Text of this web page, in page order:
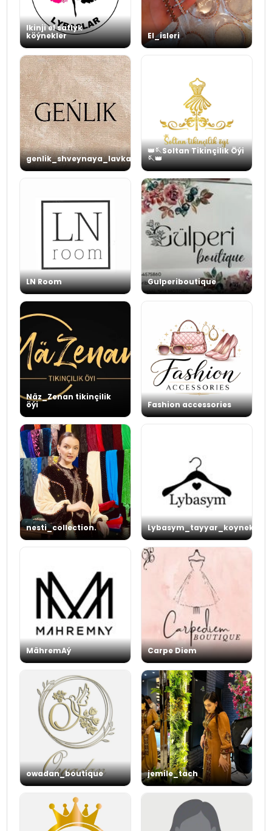
Ikinji el satlyk
köýnekler El_isleri
genlik_shveynaya_lavka
👑🪡Soltan Tikinçilik Öýi
🪡👑
LN Room Gulperiboutique
Näz_Zenan tikinçilik
öýi Fashion accessories
nesti_collection. Lybasym_tayyar_koynekleri
MähremAý Carpe Diem
owadan_boutique jemile_tach